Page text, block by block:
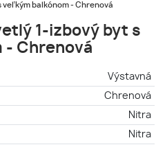
veľkým balkónom - Chrenová
1-izbový byt s
- Chrenová
Výstavná
Chrenová
Nitra
Nitra